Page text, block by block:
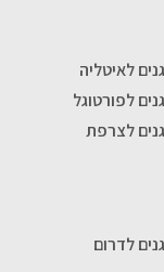
לאיטליה
לפורטוגל
לצרפת
לדרום